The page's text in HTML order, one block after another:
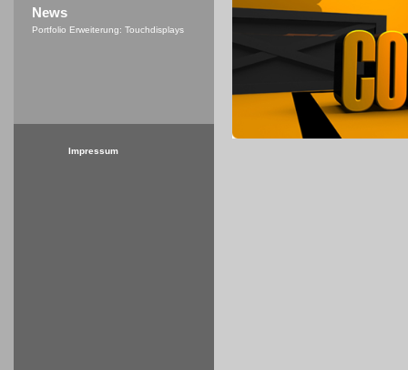
News
Portfolio Erweiterung: Touchdisplays
Impressum